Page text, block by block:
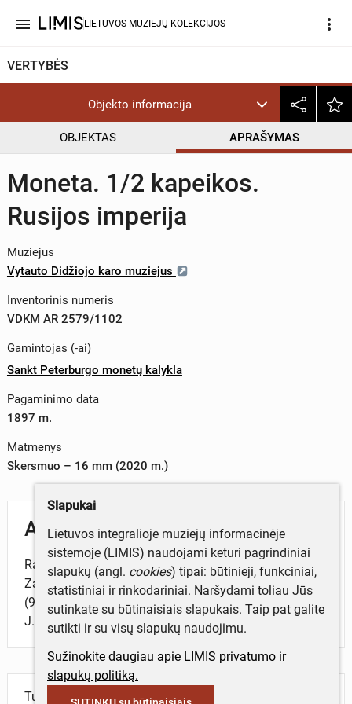
menu LIETUVOS MUZIEJŲ KOLEKCIJOS more_vert
VERTYBĖS
Objekto informacija
OBJEKTAS APRAŠYMAS
Moneta. 1/2 kapeikos.
Rusijos imperija
Muziejus
Vytauto Didžiojo karo muziejus
Inventorinis numeris
VDKM AR 2579/1102
Gamintojas (-ai)
Sankt Peterburgo monetų kalykla
Pagaminimo data
1897 m.
Matmenys
Skersmuo – 16 mm (2020 m.)
Aprašymas
Rasta Perkasoje 54, F-I-5-8 kv., 0,2 m gylyje, 2018 m.
Zapyškio Šv. Jono Krikštytojo bažnyčios
(972) Zapyškio mstl., Kauno r. sav., tyrimų metu. Vad.
J. Račas.
Turite daugiau informacijos apie objektą?
Slapukai
Lietuvos integralioje muziejų informacinėje
sistemoje (LIMIS) naudojami keturi pagrindiniai
slapukų (angl. cookies) tipai: būtinieji, funkciniai,
statistiniai ir rinkodariniai. Naršydami toliau Jūs
sutinkate su būtinaisiais slapukais. Taip pat galite
sutikti ir su visų slapukų naudojimu.
Sužinokite daugiau apie LIMIS privatumo ir
slapukų politiką.